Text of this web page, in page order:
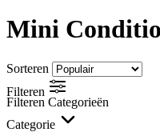
Mini
Sorteren
Filteren
Filteren Categorieën
Categorie